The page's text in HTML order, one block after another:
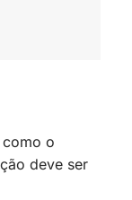
o
deve ser